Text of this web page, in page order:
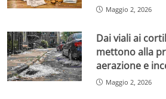
Maggio 2, 2026
Dai viali ai
mettono alla
aerazione e
Maggio 2, 2026